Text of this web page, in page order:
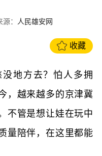
： 人民雄安网
收藏
地方去？怕人多拥
，越来越多的京津冀
不管是想让娃在玩中
量陪伴，在这里都能